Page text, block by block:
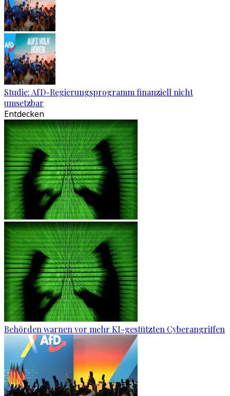
Studie: AfD-Regierungsprogramm finanziell nicht
umsetzbar
Entdecken
Behörden warnen vor mehr KI-gestützten Cyberangriffen